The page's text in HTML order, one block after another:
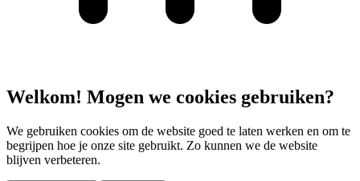
Welkom! Mogen we cookies gebruiken?
We gebruiken cookies om de website goed te laten werken en om te
begrijpen hoe je onze site gebruikt. Zo kunnen we de website
blijven verbeteren.